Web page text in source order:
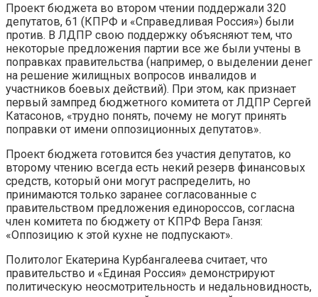
Проект бюджета во втором чтении поддержали 320
депутатов, 61 (КПРФ и «Справедливая Россия») были
против. В ЛДПР свою поддержку объясняют тем, что
некоторые предложения партии все же были учтены в
поправках правительства (например, о выделении денег
на решение жилищных вопросов инвалидов и
участников боевых действий). При этом, как признает
первый зампред бюджетного комитета от ЛДПР Сергей
Катасонов, «трудно понять, почему не могут принять
поправки от имени оппозиционных депутатов».
Проект бюджета готовится без участия депутатов, ко
второму чтению всегда есть некий резерв финансовых
средств, который они могут распределить, но
принимаются только заранее согласованные с
правительством предложения единороссов, согласна
член комитета по бюджету от КПРФ Вера Ганзя:
«Оппозицию к этой кухне не подпускают».
Политолог Екатерина Курбангалеева считает, что
правительство и «Единая Россия» демонстрируют
политическую неосмотрительность и недальновидность,